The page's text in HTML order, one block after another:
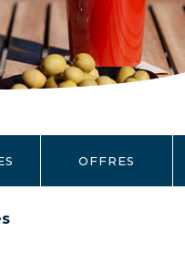
OFFRES